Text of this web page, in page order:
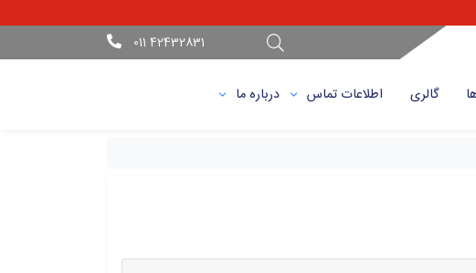
42432831 011
گالری اطلاعات تماس درباره ما